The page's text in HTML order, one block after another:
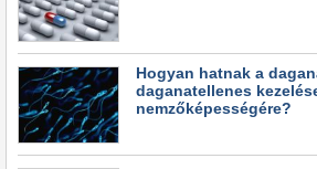
Hogyan hatnak a
daganatellenes
nemzőképességére?